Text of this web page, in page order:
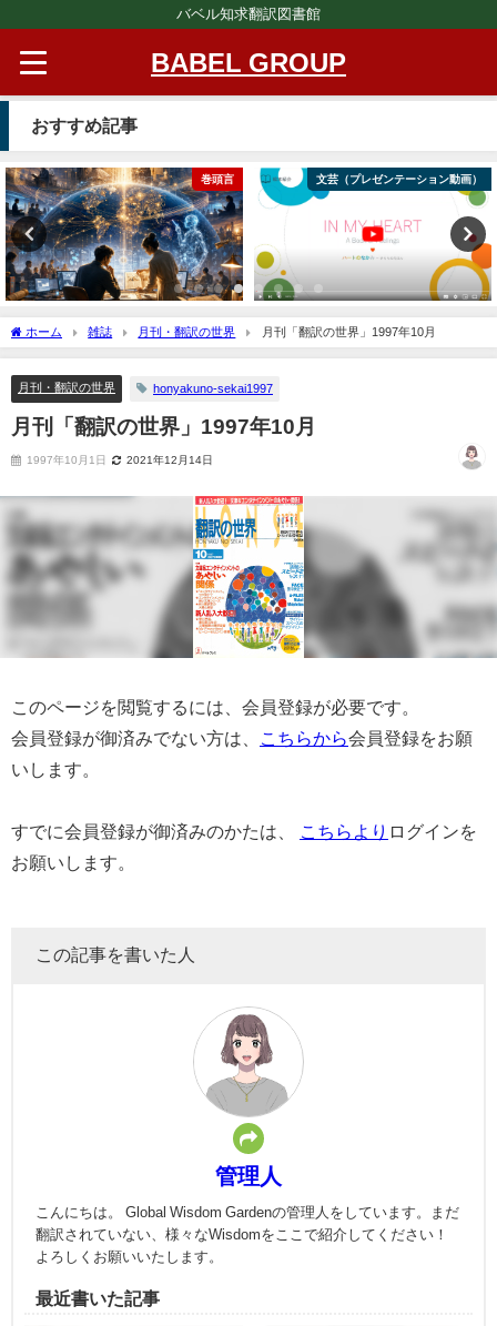
バベル知求翻訳図書館
BABEL GROUP
おすすめ記事
巻頭言 文芸（プレゼンテーション動画）
ホーム 雑誌 月刊・翻訳の世界 月刊「翻訳の世界」1997年10月
月刊・翻訳の世界 honyakuno-sekai1997
月刊「翻訳の世界」1997年10月
1997年10月1日 2021年12月14日
このページを閲覧するには、会員登録が必要です。
会員登録が御済みでない方は、
こちらから会員登録をお願
いします。
すでに会員登録が御済みのかたは、 こちらより ログインを
お願いします。
この記事を書いた人
管理人
こんにちは。 Global Wisdom Gardenの管理人をしています。まだ
翻訳されていない、様々なWisdomをここで紹介してください！
よろしくお願いいたします。
最近書いた記事